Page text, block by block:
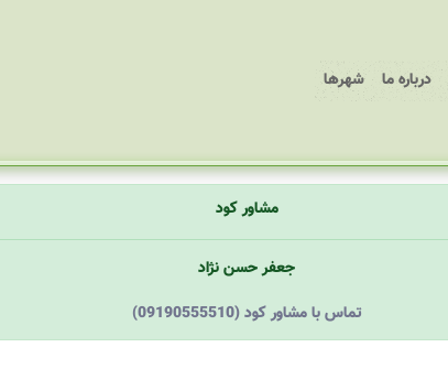
درباره ما شهرها
مشاور کود
جعفر حسن نژاد
(09190555510) تماس با مشاور کود